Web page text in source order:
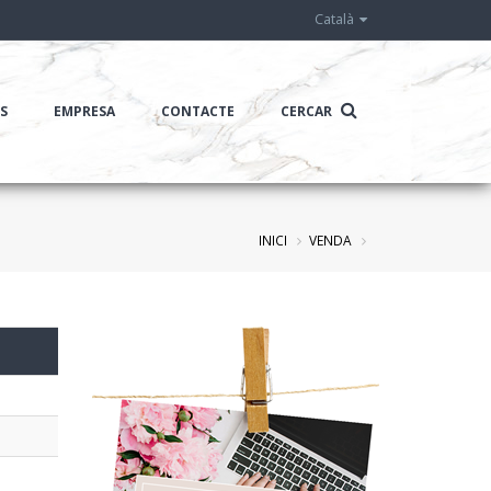
Català
EMPRESA CONTACTE CERCAR
INICI VENDA